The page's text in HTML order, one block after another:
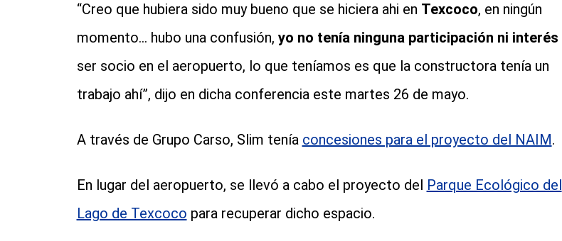
“Creo que hubiera sido muy bueno que se hiciera ahi en Texcoco, en ningún
momento... hubo una confusión, yo no tenía ninguna participación ni interés
ser socio en el aeropuerto, lo que teníamos es que la constructora tenía un
trabajo ahí”, dijo en dicha conferencia este martes 26 de mayo.
A través de Grupo Carso, Slim tenía concesiones para el proyecto del NAIM.
En lugar del aeropuerto, se llevó a cabo el proyecto del Parque Ecológico del
Lago de Texcoco para recuperar dicho espacio.